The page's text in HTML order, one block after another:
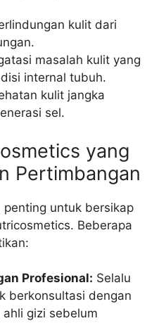
kulit dari
masalah kulit yang
internal tubuh.
kulit jangka
sel.
yang
Pertimbangan
penting untuk bersikap
Beberapa
Profesional: Selalu
berkonsultasi dengan
gizi sebelum